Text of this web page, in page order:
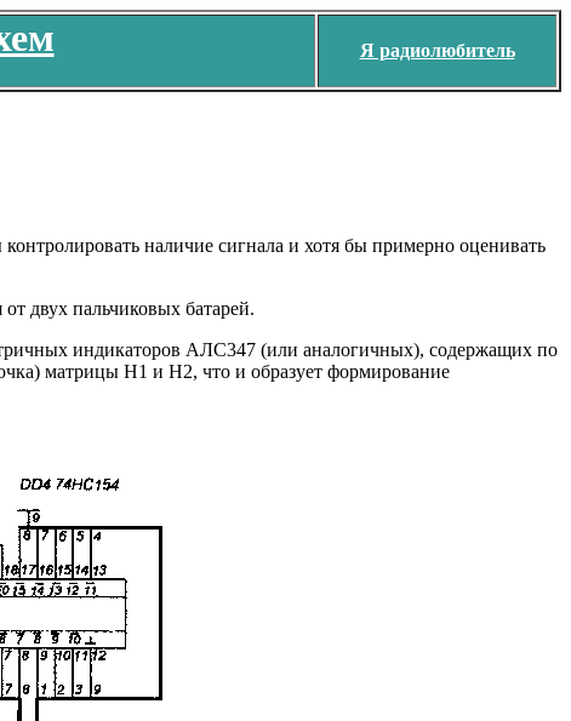
Я радиолюбитель
наличие сигнала и хотя бы примерно оценивать
двух пальчиковых батарей.
индикаторов АЛС347 (или аналогичных), содержащих по
матрицы Н1 и Н2, что и образует формирование